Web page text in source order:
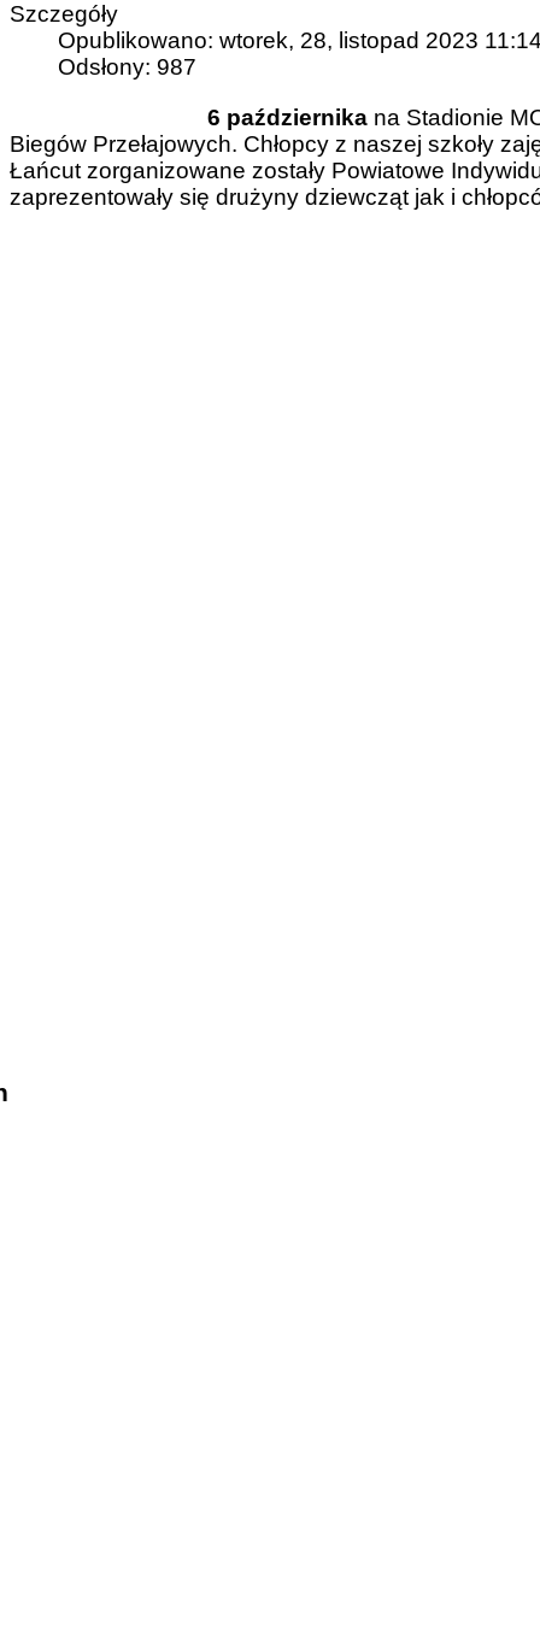
Szczegóły
Opublikowano: wtorek, 28, listopad 2023
Odsłony: 987
6 października na Stadionie
Biegów Przełajowych. Chłopcy z naszej szkoły
Łańcut zorganizowane zostały Powiatowe
zaprezentowały się drużyny dziewcząt jak i